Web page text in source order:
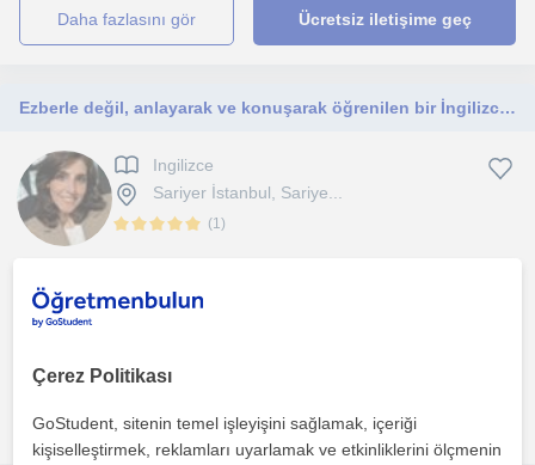
daha fazlasını gör Ücretsiz iletişime geç
Ezberle değil, anlayarak ve konuşarak öğrenilen bir İngilizce için buradayım
Ingilizce
Sariyer İstanbul, Sariye...
(1)
eksikleri analiz ederek yapılandırılmış bir program o...
daha fazlasını gör Ücretsiz iletişime geç
Çerez Politikası
GoStudent, sitenin temel işleyişini sağlamak, içeriği
kişiselleştirmek, reklamları uyarlamak ve etkinliklerini ölçmenin